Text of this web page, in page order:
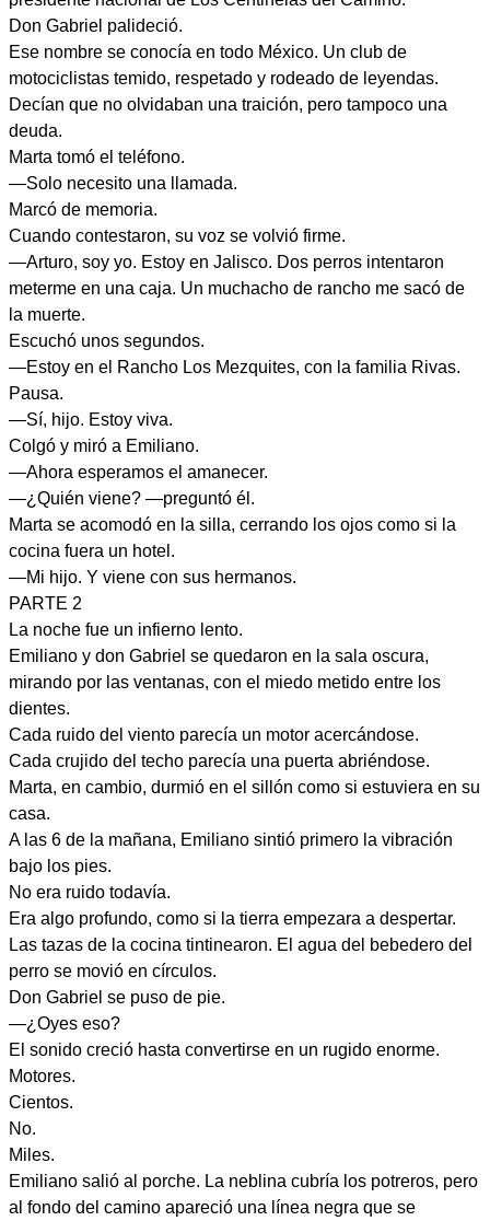
Don Gabriel palideció.
Ese nombre se conocía en todo México. Un club de
motociclistas temido, respetado y rodeado de leyendas.
Decían que no olvidaban una traición, pero tampoco una
deuda.
Marta tomó el teléfono.
—Solo necesito una llamada.
Marcó de memoria.
Cuando contestaron, su voz se volvió firme.
—Arturo, soy yo. Estoy en Jalisco. Dos perros intentaron
meterme en una caja. Un muchacho de rancho me sacó de
la muerte.
Escuchó unos segundos.
—Estoy en el Rancho Los Mezquites, con la familia Rivas.
Pausa.
—Sí, hijo. Estoy viva.
Colgó y miró a Emiliano.
—Ahora esperamos el amanecer.
—¿Quién viene? —preguntó él.
Marta se acomodó en la silla, cerrando los ojos como si la
cocina fuera un hotel.
—Mi hijo. Y viene con sus hermanos.
PARTE 2
La noche fue un infierno lento.
Emiliano y don Gabriel se quedaron en la sala oscura,
mirando por las ventanas, con el miedo metido entre los
dientes.
Cada ruido del viento parecía un motor acercándose.
Cada crujido del techo parecía una puerta abriéndose.
Marta, en cambio, durmió en el sillón como si estuviera en su
casa.
A las 6 de la mañana, Emiliano sintió primero la vibración
bajo los pies.
No era ruido todavía.
Era algo profundo, como si la tierra empezara a despertar.
Las tazas de la cocina tintinearon. El agua del bebedero del
perro se movió en círculos.
Don Gabriel se puso de pie.
—¿Oyes eso?
El sonido creció hasta convertirse en un rugido enorme.
Motores.
Cientos.
No.
Miles.
Emiliano salió al porche. La neblina cubría los potreros, pero
al fondo del camino apareció una línea negra que se